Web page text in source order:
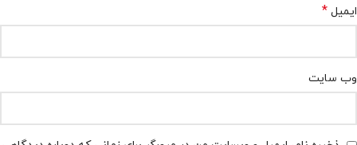
ایمیل *
وب‌ سایت